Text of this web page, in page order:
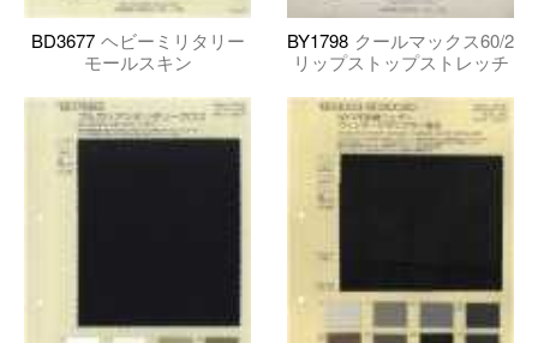
BD3677 ヘビーミリタリー
モールスキン
BY1798 クールマックス60/2
リップストップストレッチ